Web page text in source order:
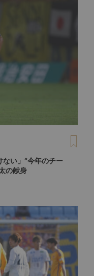
ない」“今年のチー
の献身